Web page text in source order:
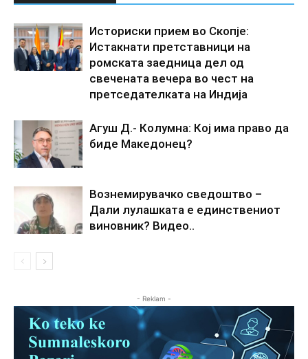
Историски прием во Скопје:
Истакнати претставници на
ромската заедница дел од
свечената вечера во чест на
претседателката на Индија
Агуш Д.- Колумна: Кој има право да
биде Македонец?
Вознемирувачко сведоштво –
Дали лулашката е единствениот
виновник? Видео..
- Reklam -